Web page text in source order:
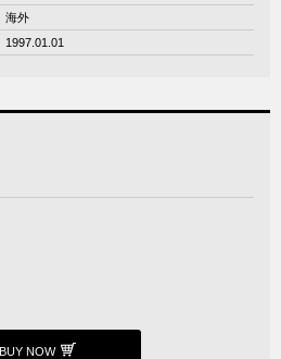
海外
1997.01.01
BUY NOW